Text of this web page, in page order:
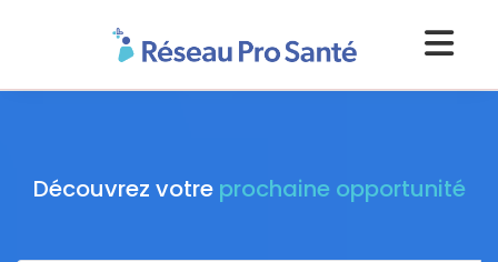
Découvrez votre prochaine opportunité